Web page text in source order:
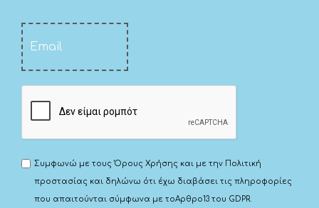
Συμφωνώ με τουςΌρους Χρήσης και με την Πολιτική
προστασίας και δηλώνω ότι έχω διαβάσει τις πληροφορίες
που απαιτούνται σύμφωνα με τοΑρθρο13 του GDPR.